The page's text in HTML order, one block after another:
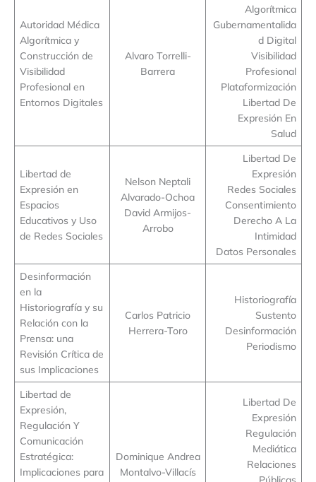
Autoridad Médica
Algorítmica y
Construcción de
Visibilidad
Profesional en
Entornos Digitales
Alvaro Torrelli-
Barrera
Algorítmica
Gubernamentalida
d Digital
Visibilidad
Profesional
Plataformización
Libertad De
Expresión En
Salud
Libertad de
Expresión en
Espacios
Educativos y Uso
de Redes Sociales
Nelson Neptali
Alvarado-Ochoa
David Armijos-
Arrobo
Libertad De
Expresión
Redes Sociales
Consentimiento
Derecho A La
Intimidad
Datos Personales
Desinformación
en la
Historiografía y su
Relación con la
Prensa: una
Revisión Crítica de
sus Implicaciones
Carlos Patricio
Herrera-Toro
Historiografía
Sustento
Desinformación
Periodismo
Libertad de
Expresión,
Regulación Y
Comunicación
Estratégica:
Implicaciones para
Dominique Andrea
Montalvo-Villacís
Libertad De
Expresión
Regulación
Mediática
Relaciones
Públicas